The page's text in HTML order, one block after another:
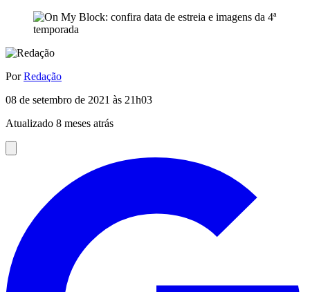
PorRedação
08 de setembro de 2021 às 21h03
Atualizado 8 meses atrás